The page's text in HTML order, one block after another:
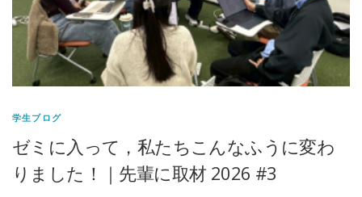
学生ブログ
ゼミに入って，私たちこんなふうに変わ
りました！｜先輩に取材 2026 #3